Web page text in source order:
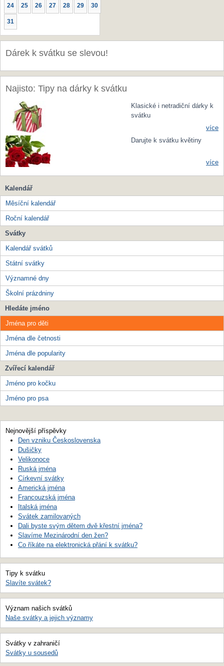
24 25 26 27 28 29 30
31
Dárek k svátku se slevou!
Najisto: Tipy na dárky k svátku
Klasické i netradiční dárky k
svátku
více
Darujte k svátku květiny
více
Kalendář
Měsíční kalendář
Roční kalendář
Svátky
Kalendář svátků
Státní svátky
Významné dny
Školní prázdniny
Hledáte jméno
Jména pro děti
Jména dle četnosti
Jména dle popularity
Zvířecí kalendář
Jméno pro kočku
Jméno pro psa
Nejnovější příspěvky
Den vzniku Československa
Dušičky
Velikonoce
Ruská jména
Církevní svátky
Americká jména
Francouzská jména
Italská jména
Svátek zamilovaných
Dali byste svým dětem dvě křestní jména?
Slavíme Mezinárodní den žen?
Co říkáte na elektronická přání k svátku?
Tipy k svátku
Slavíte svátek?
Význam našich svátků
Naše svátky a jejich významy
Svátky v zahraničí
Svátky u sousedů